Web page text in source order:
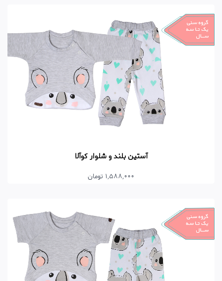
آستین بلند و شلوار کوآلا
1,588,000 تومان